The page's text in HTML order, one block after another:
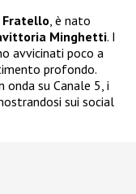
Fratello , è nato
Minghetti. I
avvicinati poco a
profondo.
su Canale 5, i
sui social